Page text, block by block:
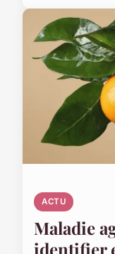
ACTU
Maladie
identifier